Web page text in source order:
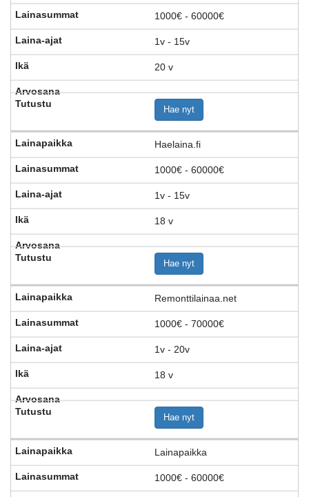
1000€ - 60000€
1v - 15v
20 v
Hae nyt
Haelaina.fi
1000€ - 60000€
1v - 15v
18 v
Hae nyt
Remonttilainaa.net
1000€ - 70000€
1v - 20v
18 v
Hae nyt
Lainapaikka
1000€ - 60000€